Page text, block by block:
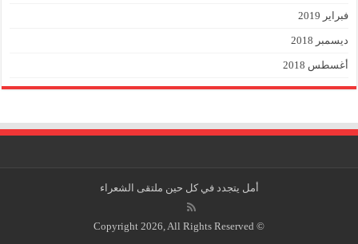
فبراير 2019
ديسمبر 2018
أغسطس 2018
أمل يتجدد في كل حين ملتقى الشعراء
© Copyright 2026, All Rights Reserved